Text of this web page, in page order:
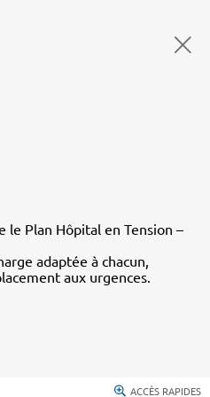
le Plan Hôpital en Tension –
adaptée à chacun,
aux urgences.
ACCÈS RAPIDES